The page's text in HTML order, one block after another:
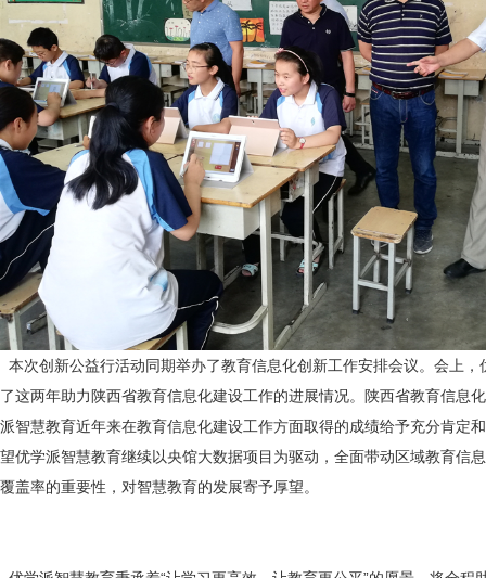
本次创新公益行活动同期举办了教育信息化创新工作安排会议。会上
了这两年助力陕西省教育信息化建设工作的进展情况。陕西省教育信息
派智慧教育近年来在教育信息化建设工作方面取得的成绩给予充分肯定
望优学派智慧教育继续以央馆大数据项目为驱动，全面带动区域教育信
覆盖率的重要性，对智慧教育的发展寄予厚望。